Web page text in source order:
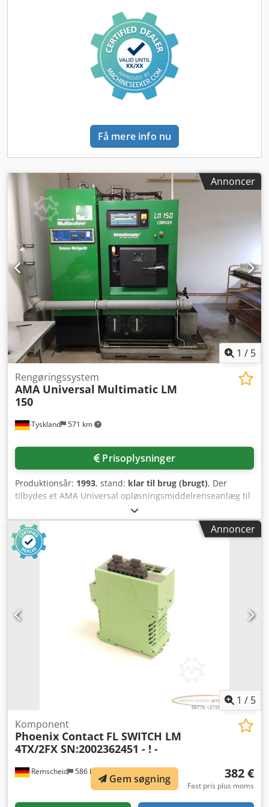
Få mere info nu
Annoncer
1 / 5
Tyskland 571 km
Rengøringssystem
AMA Universal Multimatic LM
150
Prisoplysninger
Produktionsår: 1993, stand: klar til brug (brugt), Der
tilbydes et AMA Universal opløsningsmiddelrenseanlæg til
rengøring, affedtning og tørring af metal- og
plastkomponenter. Eftersyn er muligt efter aftale. Antal
overvågningskanaler: 8, opløsningsmiddelvolumen: ca. 160
l, opløsningsmiddelvægt: ca. 194 kg, tankvolumen: ca. 105
l, maks. kurvelast: 80 kg, cykluskapacitet: op til 80
kg/rengøringscyklus, cyklustid: ca. 20 min.,
arbejdsområdediameter: ca. 450 × 610 mm,
lastningsåbningsdiameter: ca. 450 mm, tromlediameter:
ca. 510 mm, tromledybde: ca. 600 mm, luftvolumenstrøm:
230 m³/h, damptryk: 5 bar, damptemperatur: 149 °C,
vandtryksområde: 3-5 bar, tryklufttilslutning: 6-7 bar,
styring: PLC. Eftersyn er muligt efter aftale. Dsdpfx Aszhw S
Annoncer
1 / 5
Remscheid 586 km
Komponent
Phoenix Contact FL SWITCH LM
4TX/2FX SN:2002362451 - ! -
382 €
Fast pris plus moms
Gem søgning